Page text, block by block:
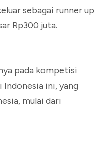
sebagai runner up
Rp300 juta.
pada kompetisi
ini, yang
mulai dari